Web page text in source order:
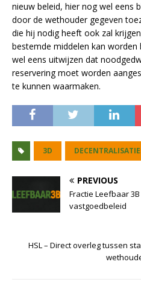
nieuw beleid, hier nog wel eens
door de wethouder gegeven
die hij nodig heeft ook zal
bestemde middelen kan
wel eens uitwijzen dat
reservering moet worden
te kunnen waarmaken.
3D
PREVIOUS
Fractie Leefbaar
vastgoedbeleid
HSL – Direct overleg tussen